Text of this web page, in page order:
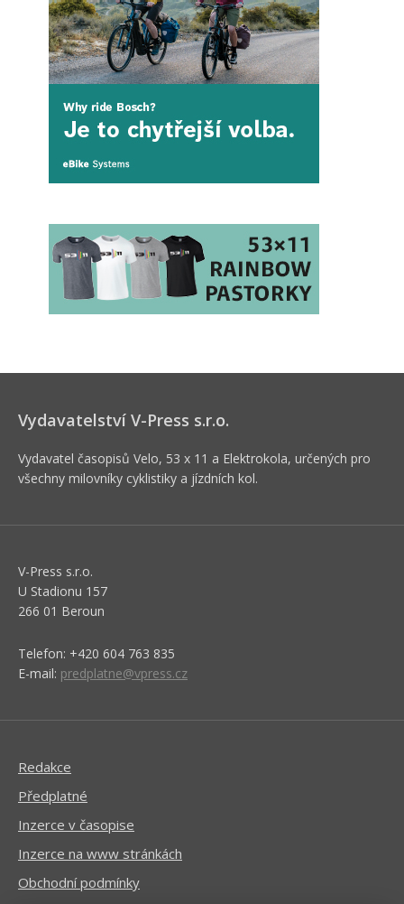
Vydavatelství V-Press s.r.o.
Vydavatel časopisů Velo, 53 x 11 a Elektrokola, určených pro
všechny milovníky cyklistiky a jízdních kol.
V-Press s.r.o.
U Stadionu 157
266 01 Beroun
Telefon: +420 604 763 835
E-mail: predplatne@vpress.cz
Redakce
Předplatné
Inzerce v časopise
Inzerce na www stránkách
Obchodní podmínky